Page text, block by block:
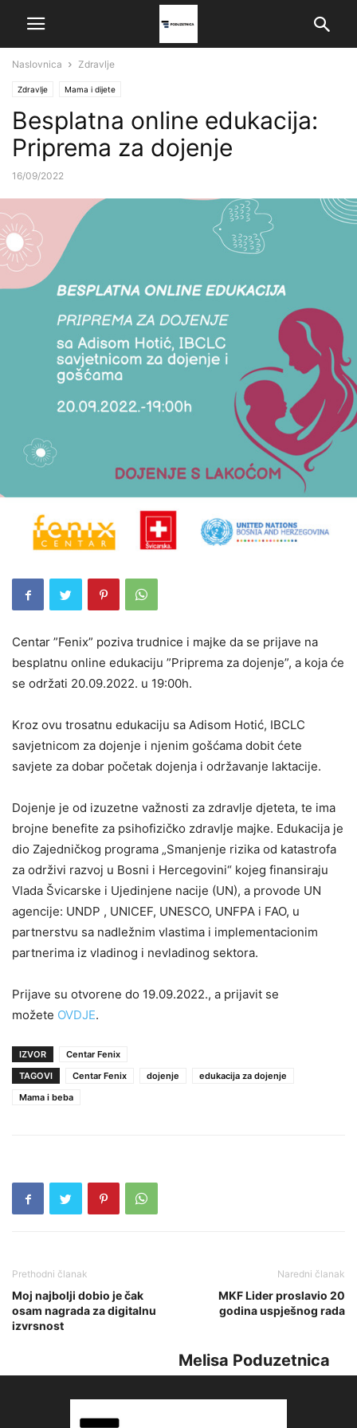
Naslovnica Zdravlje
Zdravlje Mama i dijete
Besplatna online edukacija:
Priprema za dojenje
16/09/2022
Centar ”Fenix” poziva trudnice i majke da se prijave na
besplatnu online edukaciju ”Priprema za dojenje”, a koja će
se održati 20.09.2022. u 19:00h.
Kroz ovu trosatnu edukaciju sa Adisom Hotić, IBCLC
savjetnicom za dojenje i njenim gošćama dobit ćete
savjete za dobar početak dojenja i održavanje laktacije.
Dojenje je od izuzetne važnosti za zdravlje djeteta, te ima
brojne benefite za psihofizičko zdravlje majke. Edukacija je
dio Zajedničkog programa „Smanjenje rizika od katastrofa
za održivi razvoj u Bosni i Hercegovini“ kojeg finansiraju
Vlada Švicarske i Ujedinjene nacije (UN), a provode UN
agencije: UNDP , UNICEF, UNESCO, UNFPA i FAO, u
partnerstvu sa nadležnim vlastima i implementacionim
partnerima iz vladinog i nevladinog sektora.
Prijave su otvorene do 19.09.2022., a prijavit se
možete OVDJE.
IZVOR
Centar Fenix
TAGOVI
Centar Fenix dojenje
edukacija za dojenje
Mama i beba
Prethodni članak
Moj najbolji dobio je čak
osam nagrada za digitalnu
izvrsnost
Naredni članak
MKF Lider proslavio 20
godina uspješnog rada
Melisa Poduzetnica